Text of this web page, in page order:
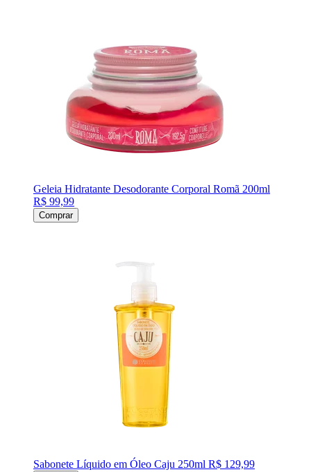
Geleia Hidratante Desodorante Corporal Romã 200ml
R$ 99,99
Comprar
Sabonete Líquido em Óleo Caju 250ml R$ 129,99